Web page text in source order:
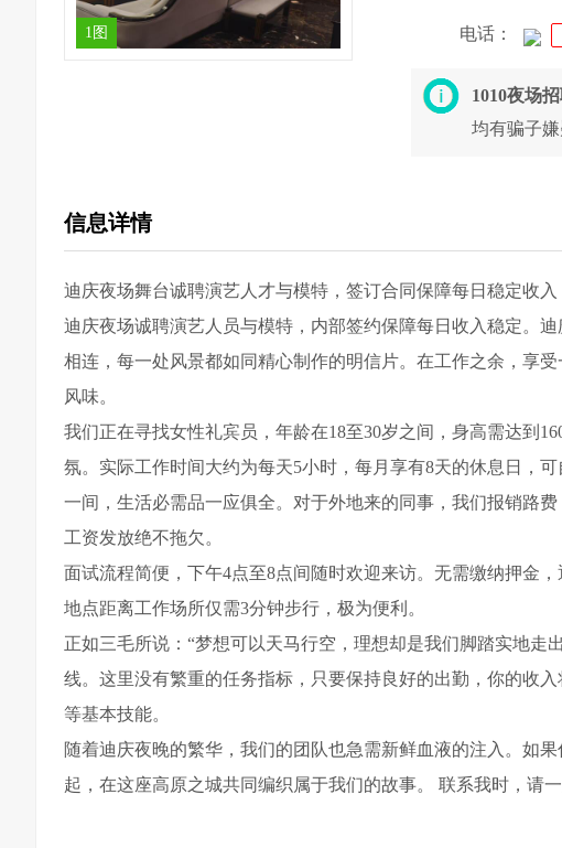
1图 电话：
1010夜场
均有骗子嫌
信息详情
迪庆夜场舞台诚聘演艺人才与模特，签订合同保障每日稳定收入
迪庆夜场诚聘演艺人员与模特，内部签约保障每日收入稳定。
相连，每一处风景都如同精心制作的明信片。在工作之余，享
风味。
我们正在寻找女性礼宾员，年龄在18至30岁之间，身高需达到
氛。实际工作时间大约为每天5小时，每月享有8天的休息日，
一间，生活必需品一应俱全。对于外地来的同事，我们报销路
工资发放绝不拖欠。
面试流程简便，下午4点至8点间随时欢迎来访。无需缴纳押金
地点距离工作场所仅需3分钟步行，极为便利。
正如三毛所说：“梦想可以天马行空，理想却是我们脚踏实地
线。这里没有繁重的任务指标，只要保持良好的出勤，你的收
等基本技能。
随着迪庆夜晚的繁华，我们的团队也急需新鲜血液的注入。如
起，在这座高原之城共同编织属于我们的故事。 联系我时，请